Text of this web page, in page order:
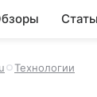
Технологии